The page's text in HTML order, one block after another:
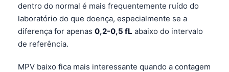
dentro do normal é mais frequentemente ruído do
laboratório do que doença, especialmente se a
diferença for apenas 0,2-0,5 fL abaixo do intervalo
de referência.
MPV baixo fica mais interessante quando a contagem